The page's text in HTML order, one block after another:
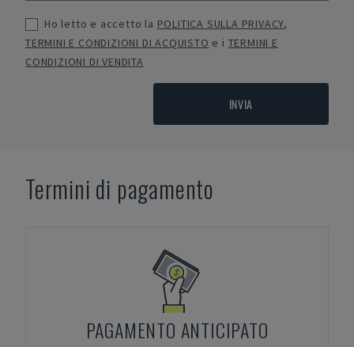
Ho letto e accetto la POLITICA SULLA PRIVACY,
TERMINI E CONDIZIONI DI ACQUISTO e i TERMINI E
CONDIZIONI DI VENDITA
INVIA
Termini di pagamento
PAGAMENTO ANTICIPATO